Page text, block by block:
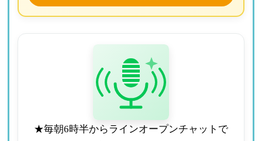
★毎朝6時半からラインオープンチャットで